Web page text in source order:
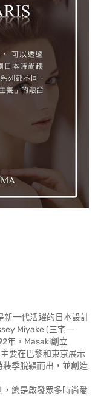
新一代活躍的日本設計
Miyake (三宅一
年，Masaki創立
要在巴黎和東京展示
季脫穎而出，並創造
總是啟發眾多時尚愛